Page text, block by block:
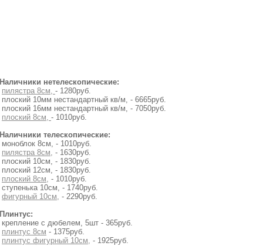
Наличники нетелескопические:
пилястра 8см, - 1280руб.
плоский 10мм нестандартный кв/м, - 6665руб.
плоский 16мм нестандартный кв/м, - 7050руб.
плоский 8см, - 1010руб.
Наличники телескопические:
моноблок 8см, - 1010руб.
пилястра 8см, - 1630руб.
плоский 10см, - 1830руб.
плоский 12см, - 1830руб.
плоский 8см, - 1010руб.
ступенька 10см, - 1740руб.
фигурный 10см, - 2290руб.
Плинтус:
крепление с дюбелем, 5шт - 365руб.
плинтус 8см - 1375руб.
плинтус фигурный 10см, - 1925руб.